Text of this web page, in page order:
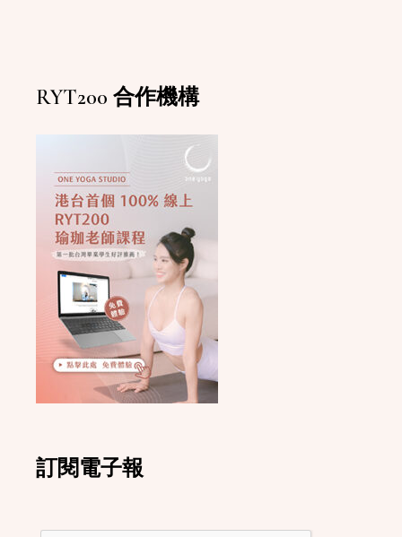
RYT200 合作機構
訂閱電子報